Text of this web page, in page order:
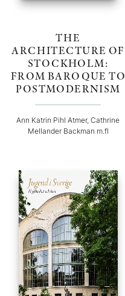
THE
ARCHITECTURE OF
STOCKHOLM:
FROM BAROQUE TO
POSTMODERNISM
Ann Katrin Pihl Atmer, Cathrine
Mellander Backman m.fl